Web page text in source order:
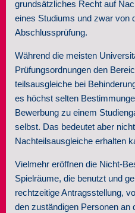
grundsätzliches Recht auf
eines Studiums und zwar von
Abschlussprüfung.
Während die meisten
Prüfungsordnungen den
teilsausgleiche bei
es höchst selten
Bewerbung zu einem
selbst. Das bedeutet aber
Nachteils­ausgleiche erhalten
Vielmehr eröffnen die Nicht-
Spielräume, die benutzt und
rechtzeitige Antragsstellung,
den zuständigen Personen an